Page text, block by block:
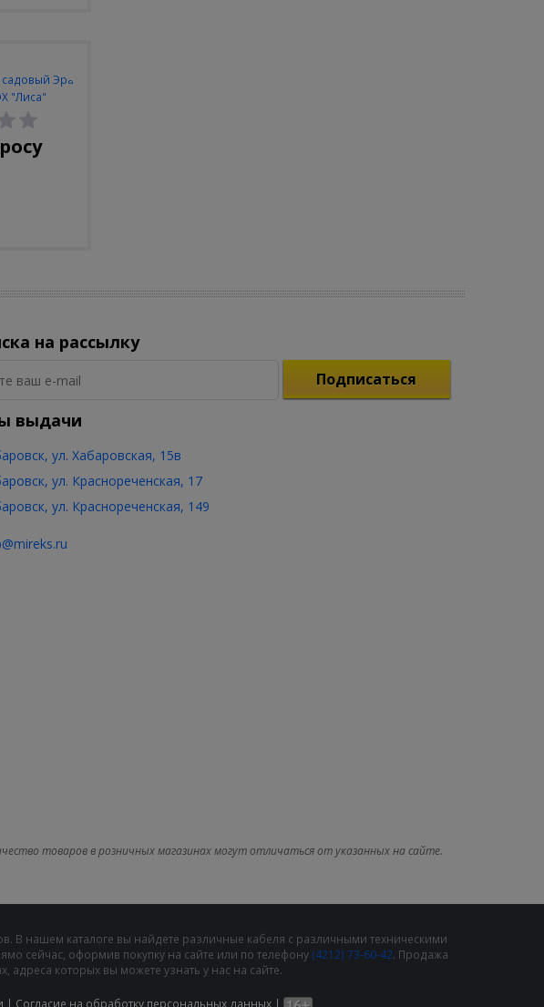
садовый Эра
"Лиса"
на рассылку
Подписаться
выдачи
ул. Хабаровская, 15в
ул. Краснореченская, 17
ул. Краснореченская, 149
товаров в розничных магазинах могут отличаться от указанных на сайте.
В нашем каталоге вы найдете различные кабеля с различными техническими
сейчас, оформив покупку на сайте или по телефону (4212) 73-60-42. Продажа
которых вы можете узнать у нас на сайте.